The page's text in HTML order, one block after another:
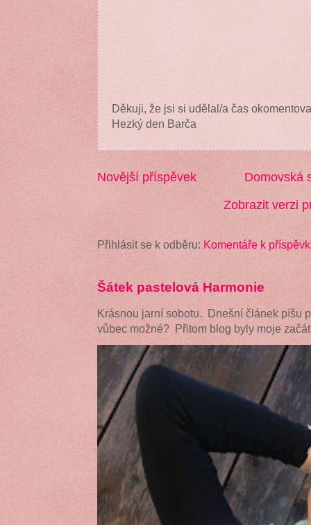
Děkuji, že jsi si udělal/a čas
Hezký den Barča
Novější příspěvek
Domovská
Zobrazit verzi
Přihlásit se k odběru: Komentáře k
Šátek pastelová Harmonie
Krásnou jarní sobotu. Dnešní článek píšu
vůbec možné? Přitom blog byly moje